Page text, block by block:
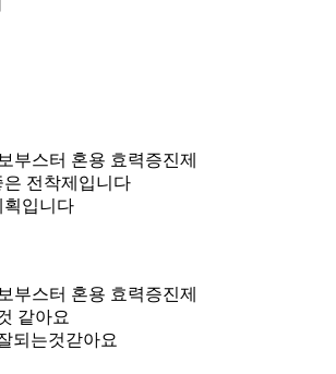
부스터 혼용 효력증진제
전착제입니다
획입니다
부스터 혼용 효력증진제
같아요
되는것갇아요